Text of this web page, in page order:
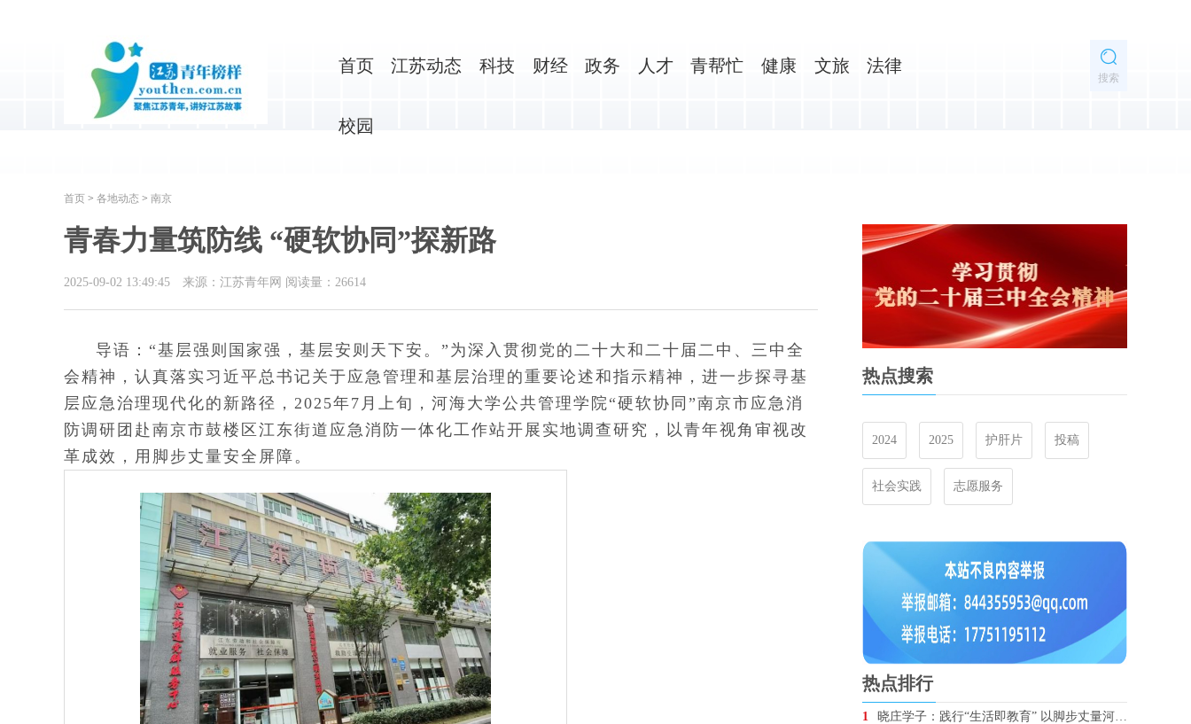
首页 江苏动态 科技 财经 政务 人才 青帮忙 健康 文旅 法律
校园
搜索
首页 > 各地动态 > 南京
青春力量筑防线 “硬软协同”探新路
2025-09-02 13:49:45 来源：江苏青年网 阅读量： 26614
导语：“基层强则国家强，基层安则天下安。”为深入贯彻党的二十大和二十届二中、三中全
会精神，认真落实习近平总书记关于应急管理和基层治理的重要论述和指示精神，进一步探寻基
层应急治理现代化的新路径，2025年7月上旬，河海大学公共管理学院“硬软协同”南京市应急消
防调研团赴南京市鼓楼区江东街道应急消防一体化工作站开展实地调查研究，以青年视角审视改
革成效，用脚步丈量安全屏障。
热点搜索
2024 2025 护肝片 投稿
社会实践 志愿服务
热点排行
1 晓庄学子：践行“生活即教育” 以脚步丈量河流生态